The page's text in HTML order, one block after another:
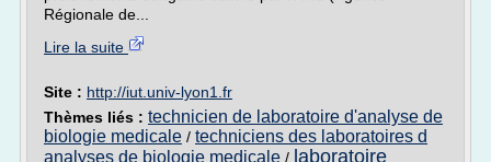
Régionale de...
Lire la suite
Site : http://iut.univ-lyon1.fr
Thèmes liés : technicien de laboratoire d'analyse de
biologie medicale / techniciens des laboratoires d
analyses de biologie medicale / laboratoire